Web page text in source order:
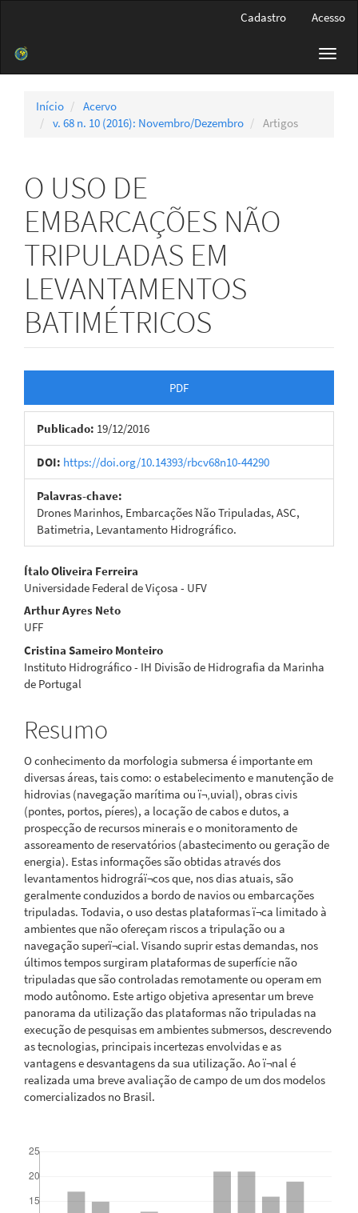
Barra
Cadastro Acesso
Início
Acervo
v. 68 n. 10 (2016): Novembro/Dezembro
Artigos
O USO DE
EMBARCAÇÕES NÃO
TRIPULADAS EM
LEVANTAMENTOS
BATIMÉTRICOS
lateral
de
artigos
PDF
Publicado: 19/12/2016
DOI: https://doi.org/10.14393/rbcv68n10-44290
Palavras-chave:
Drones Marinhos, Embarcações Não Tripuladas, ASC,
Batimetria, Levantamento Hidrográfico.
Conteúdo
do
artigo
principal
Ítalo Oliveira Ferreira
Universidade Federal de Viçosa - UFV
Arthur Ayres Neto
UFF
Cristina Sameiro Monteiro
Instituto Hidrográfico - IH Divisão de Hidrografia da Marinha
de Portugal
Resumo
O conhecimento da morfologia submersa é importante em
diversas áreas, tais como: o estabelecimento e manutenção de
hidrovias (navegação marítima ou ï¬‚uvial), obras civis
(pontes, portos, píeres), a locação de cabos e dutos, a
prospecção de recursos minerais e o monitoramento de
assoreamento de reservatórios (abastecimento ou geração de
energia). Estas informações são obtidas através dos
levantamentos hidrográï¬cos que, nos dias atuais, são
geralmente conduzidos a bordo de navios ou embarcações
tripuladas. Todavia, o uso destas plataformas ï¬ca limitado à
ambientes que não ofereçam riscos a tripulação ou a
navegação superï¬cial. Visando suprir estas demandas, nos
últimos tempos surgiram plataformas de superfície não
tripuladas que são controladas remotamente ou operam em
modo autônomo. Este artigo objetiva apresentar um breve
panorama da utilização das plataformas não tripuladas na
execução de pesquisas em ambientes submersos, descrevendo
as tecnologias, principais incertezas envolvidas e as
vantagens e desvantagens da sua utilização. Ao ï¬nal é
realizada uma breve avaliação de campo de um dos modelos
comercializados no Brasil.